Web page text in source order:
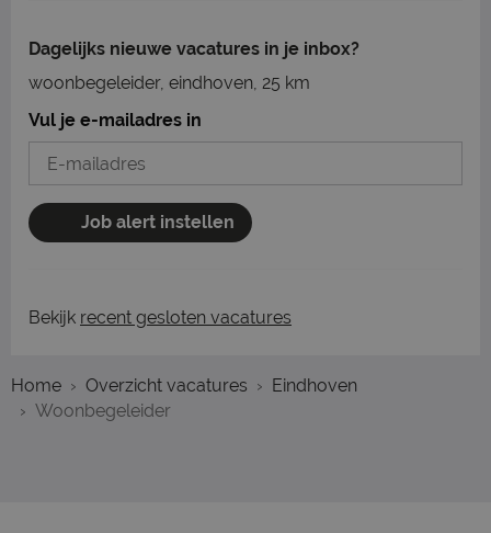
Dagelijks nieuwe vacatures in je inbox?
woonbegeleider, eindhoven, 25 km
Vul je e-mailadres in
Job alert instellen
Bekijk recent gesloten vacatures
Home Overzicht vacatures
Eindhoven
Woonbegeleider